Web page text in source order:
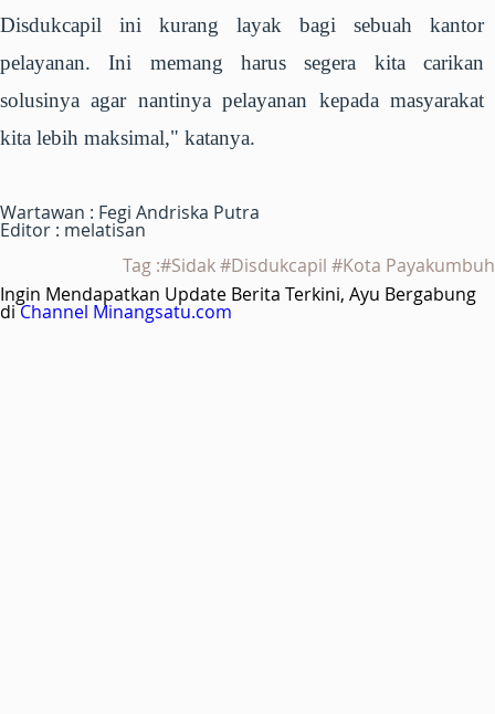
Disdukcapil ini kurang layak bagi sebuah kantor
pelayanan. Ini memang harus segera kita carikan
solusinya agar nantinya pelayanan kepada masyarakat
kita lebih maksimal," katanya.
Wartawan : Fegi Andriska Putra
Editor : melatisan
Tag :#Sidak #Disdukcapil #Kota Payakumbuh
Ingin Mendapatkan Update Berita Terkini, Ayu Bergabung
diChannel Minangsatu.com